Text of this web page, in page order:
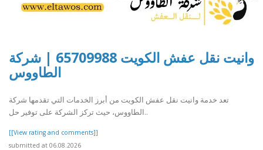
وانيت نقل عفش الكويت 65709988 | شركة
الطاووس
تعد خدمة وانيت نقل عفش الكويت من أبرز الخدمات التي تقدمها شركة
الطاووس، حيث تركز الشركة على توفير حل..
[[View rating and comments]]
submitted at 06.08.2026